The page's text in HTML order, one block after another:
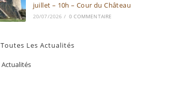
juillet – 10h – Cour du Château
20/07/2026 / 0 COMMENTAIRE
Toutes Les Actualités
Actualités